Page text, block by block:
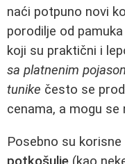
naći potpuno novi
porodilje od
koji su praktični i
sa platnenim
tunike često se
cenama, a mogu
Posebno su korisne